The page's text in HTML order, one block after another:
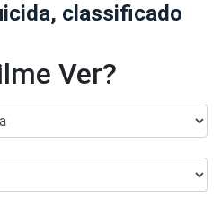
classificado
Ver?